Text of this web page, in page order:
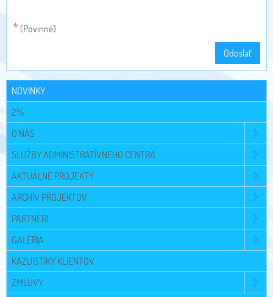
* (Povinné)
Odoslať
NOVINKY
2%
O NÁS
SLUŽBY ADMINISTRATÍVNEHO CENTRA
AKTUÁLNE PROJEKTY
ARCHÍV PROJEKTOV
PARTNERI
GALÉRIA
KAZUISTIKY KLIENTOV
ZMLUVY